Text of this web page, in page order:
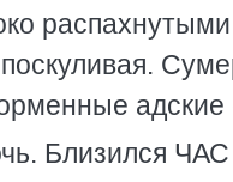
распахнутыми
адские
Близился